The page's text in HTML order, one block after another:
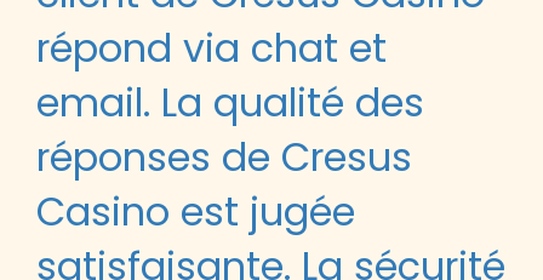
répond via chat et
email. La qualité des
réponses de Cresus
Casino est jugée
satisfaisante. La sécurité